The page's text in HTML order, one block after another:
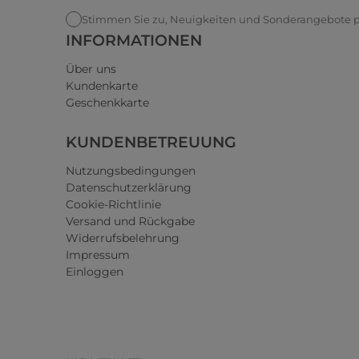
Stimmen Sie zu, Neuigkeiten und Sonderangebote
INFORMATIONEN
Über uns
Kundenkarte
Geschenkkarte
KUNDENBETREUUNG
Nutzungsbedingungen
Datenschutzerklärung
Cookie-Richtlinie
Versand und Rückgabe
Widerrufsbelehrung
Impressum
Einloggen